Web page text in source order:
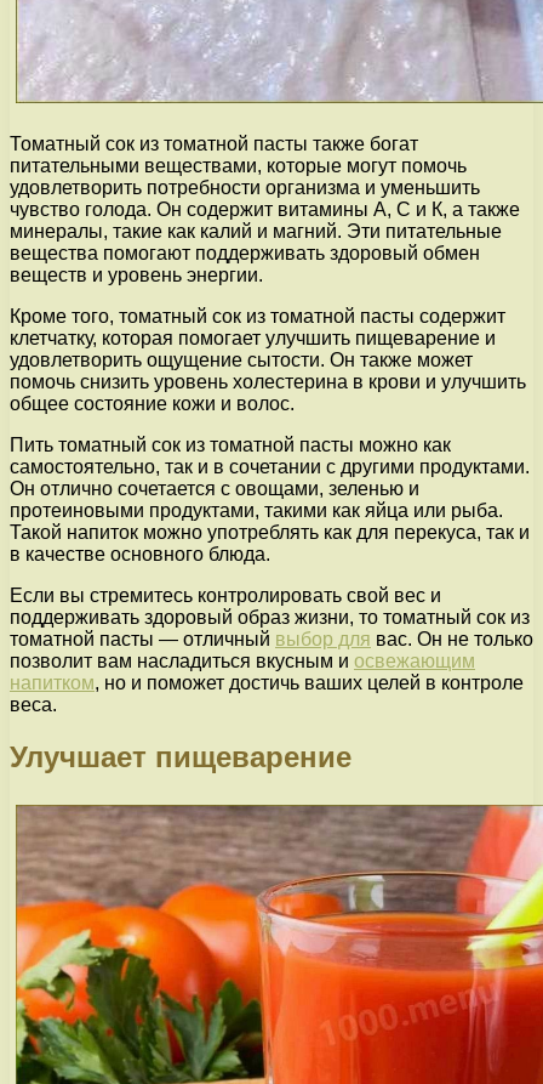
Томатный сок из томатной пасты также богат
питательными веществами, которые могут помочь
удовлетворить потребности организма и уменьшить
чувство голода. Он содержит витамины А, С и К, а также
минералы, такие как калий и магний. Эти питательные
вещества помогают поддерживать здоровый обмен
веществ и уровень энергии.
Кроме того, томатный сок из томатной пасты содержит
клетчатку, которая помогает улучшить пищеварение и
удовлетворить ощущение сытости. Он также может
помочь снизить уровень холестерина в крови и улучшить
общее состояние кожи и волос.
Пить томатный сок из томатной пасты можно как
самостоятельно, так и в сочетании с другими продуктами.
Он отлично сочетается с овощами, зеленью и
протеиновыми продуктами, такими как яйца или рыба.
Такой напиток можно употреблять как для перекуса, так и
в качестве основного блюда.
Если вы стремитесь контролировать свой вес и
поддерживать здоровый образ жизни, то томатный сок из
томатной пасты — отличный выбор для вас. Он не только
позволит вам насладиться вкусным и освежающим
напитком, но и поможет достичь ваших целей в контроле
веса.
Улучшает пищеварение